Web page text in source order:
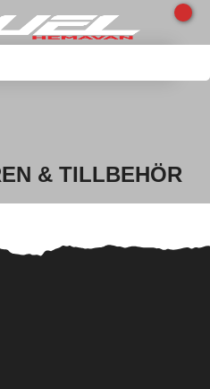
& TILLBEHÖR